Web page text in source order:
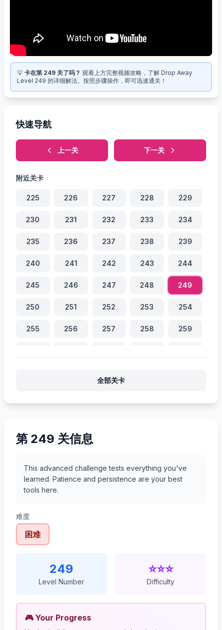
💡 卡在第 249 关了吗？ 观看上方完整视频攻略，了解 Drop Away
Level 249 的详细解法。按照步骤操作，即可迅速通关！
快速导航
上一关 下一关
附近关卡
225 226 227 228 229
230 231 232 233 234
235 236 237 238 239
240 241 242 243 244
245 246 247 248 249
250 251 252 253 254
255 256 257 258 259
全部关卡
第 249 关信息
This advanced challenge tests everything you've
learned. Patience and persistence are your best
tools here.
难度
困难
249
Level Number
⭐⭐⭐
Difficulty
🎮 Your Progress